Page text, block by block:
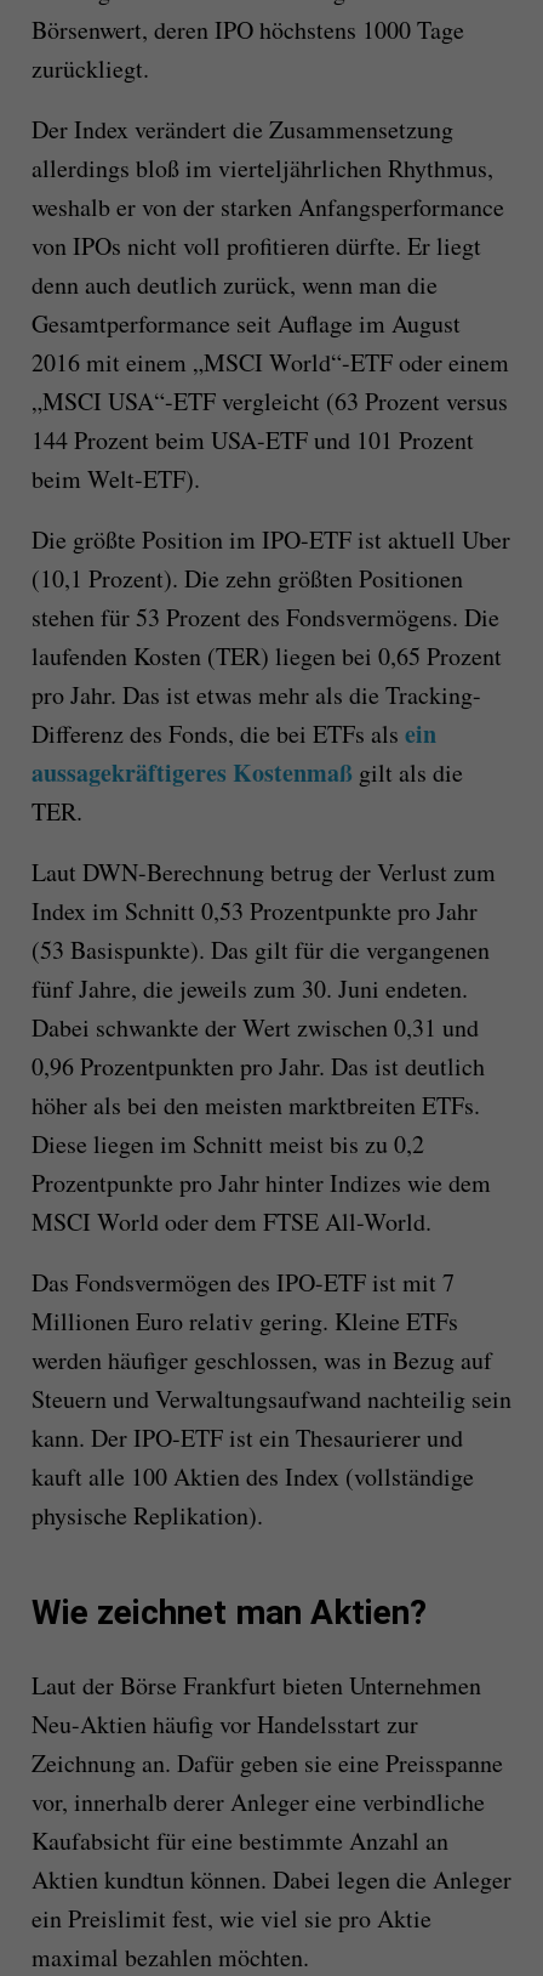
Börsenwert, deren IPO höchstens 1000 Tage
zurückliegt.
Der Index verändert die Zusammensetzung
allerdings bloß im vierteljährlichen Rhythmus,
weshalb er von der starken Anfangsperformance
von IPOs nicht voll profitieren dürfte. Er liegt
denn auch deutlich zurück, wenn man die
Gesamtperformance seit Auflage im August
2016 mit einem „MSCI World“-ETF oder einem
„MSCI USA“-ETF vergleicht (63 Prozent versus
144 Prozent beim USA-ETF und 101 Prozent
beim Welt-ETF).
Die größte Position im IPO-ETF ist aktuell Uber
(10,1 Prozent). Die zehn größten Positionen
stehen für 53 Prozent des Fondsvermögens. Die
laufenden Kosten (TER) liegen bei 0,65 Prozent
pro Jahr. Das ist etwas mehr als die Tracking-
Differenz des Fonds, die bei ETFs als ein
aussagekräftigeres Kostenmaß gilt als die
TER.
Laut DWN-Berechnung betrug der Verlust zum
Index im Schnitt 0,53 Prozentpunkte pro Jahr
(53 Basispunkte). Das gilt für die vergangenen
fünf Jahre, die jeweils zum 30. Juni endeten.
Dabei schwankte der Wert zwischen 0,31 und
0,96 Prozentpunkten pro Jahr. Das ist deutlich
höher als bei den meisten marktbreiten ETFs.
Diese liegen im Schnitt meist bis zu 0,2
Prozentpunkte pro Jahr hinter Indizes wie dem
MSCI World oder dem FTSE All-World.
Das Fondsvermögen des IPO-ETF ist mit 7
Millionen Euro relativ gering. Kleine ETFs
werden häufiger geschlossen, was in Bezug auf
Steuern und Verwaltungsaufwand nachteilig sein
kann. Der IPO-ETF ist ein Thesaurierer und
kauft alle 100 Aktien des Index (vollständige
physische Replikation).
Wie zeichnet man Aktien?
Laut der Börse Frankfurt bieten Unternehmen
Neu-Aktien häufig vor Handelsstart zur
Zeichnung an. Dafür geben sie eine Preisspanne
vor, innerhalb derer Anleger eine verbindliche
Kaufabsicht für eine bestimmte Anzahl an
Aktien kundtun können. Dabei legen die Anleger
ein Preislimit fest, wie viel sie pro Aktie
maximal bezahlen möchten.